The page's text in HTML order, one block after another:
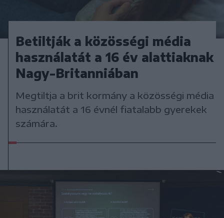
Betiltják a közösségi média
használatát a 16 év alattiaknak
Nagy-Britanniában
Megtiltja a brit kormány a közösségi média
használatát a 16 évnél fiatalabb gyerekek
számára.